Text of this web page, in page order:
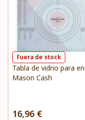
Fuera de stock
Tabla de vidrio para
Mason Cash
16,96 €